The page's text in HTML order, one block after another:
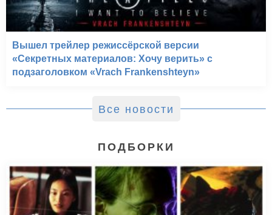
Вышел трейлер режиссёрской версии
«Секретных материалов: Хочу верить» с
подзаголовком «Vrach Frankenshteyn»
Все новости
ПОДБОРКИ